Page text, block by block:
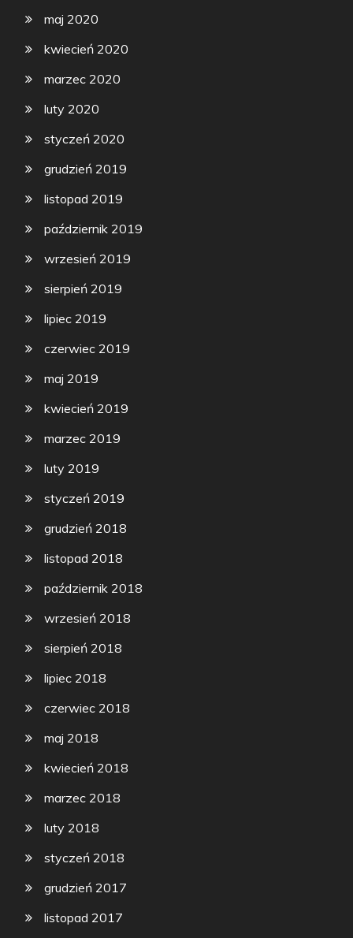
maj 2020
kwiecień 2020
marzec 2020
luty 2020
styczeń 2020
grudzień 2019
listopad 2019
październik 2019
wrzesień 2019
sierpień 2019
lipiec 2019
czerwiec 2019
maj 2019
kwiecień 2019
marzec 2019
luty 2019
styczeń 2019
grudzień 2018
listopad 2018
październik 2018
wrzesień 2018
sierpień 2018
lipiec 2018
czerwiec 2018
maj 2018
kwiecień 2018
marzec 2018
luty 2018
styczeń 2018
grudzień 2017
listopad 2017